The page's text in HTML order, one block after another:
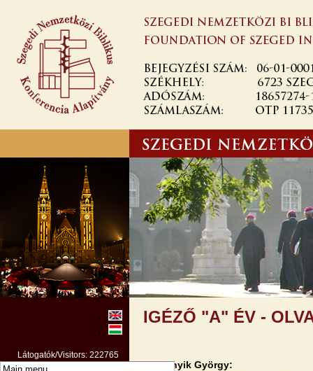
IGÉZŐ "A" ÉV -
Dr. Benyik György:
Látogatók/Visitors: 222765